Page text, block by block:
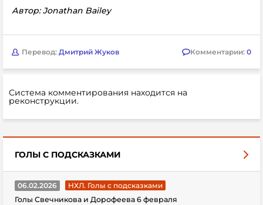
Автор: Jonathan Bailey
Перевод: Дмитрий Жуков Комментарии: 0
Система комментирования находится на
реконструкции.
ГОЛЫ С ПОДСКАЗКАМИ
06.02.2026
НХЛ. Голы с подсказками
Голы Свечникова и Дорофеева 6 февраля